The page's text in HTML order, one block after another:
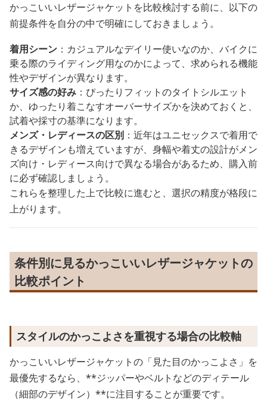
かっこいいレザージャケットを比較検討する前に、以下の
前提条件を自分の中で明確にしておきましょう。
着用シーン ：カジュアルなデイリー使いなのか、バイクに
乗る際のライディング用なのかによって、求められる機能
性やデザインが異なります。
サイズ感の好み ：ぴったりフィットのタイトシルエット
か、ゆったり着こなすオーバーサイズかを決めておくと、
試着や採寸の基準になります。
メンズ・レディースの区別 ：近年はユニセックスで着用で
きるデザインも増えていますが、身幅や着丈の設計がメン
ズ向け・レディース向けで異なる場合があるため、購入前
に必ず確認しましょう。
これらを整理した上で比較に進むと、選択の精度が格段に
上がります。
条件別に見るかっこいいレザージャケットの
比較ポイント
スタイルのかっこよさを重視する場合の比較軸
かっこいいレザージャケットの「見た目のかっこよさ」を
最優先するなら、**ジッパーやベルトなどのディテール
（細部のデザイン）**に注目することが重要です。